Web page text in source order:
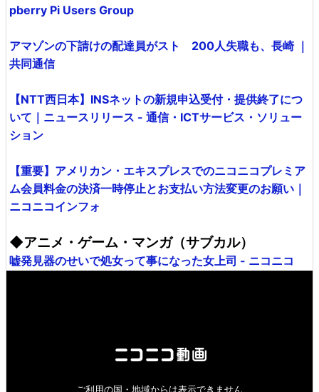
pberry Pi Users Group
アマゾンの下請けの配達員がスト 200人失職も、長崎 ｜
共同通信
【NTT西日本】INSネットの新規申込受付・提供終了につ
いて｜ニュースリリース - 通信・ICTサービス・ソリュー
ション
【重要】アメリカン・エキスプレスでのニコニコプレミア
ム会員料金の決済一時停止とお支払い方法変更のお願い｜
ニコニコインフォ
◆アニメ・ゲーム・マンガ（サブカル）
嘘発見器のせいで処女って事になった女上司 - ニコニコ